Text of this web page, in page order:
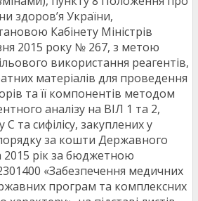
здоров’я України,
Кабінету Міністрів
2015 року № 267, з метою
використання реагентів,
матеріалів для проведення
та її компонентів методом
аналізу на ВІЛ 1 та 2,
та сифілісу, закуплених у
за кошти Державного
рік за бюджетною
«Забезпечення медичних
програм та комплексних